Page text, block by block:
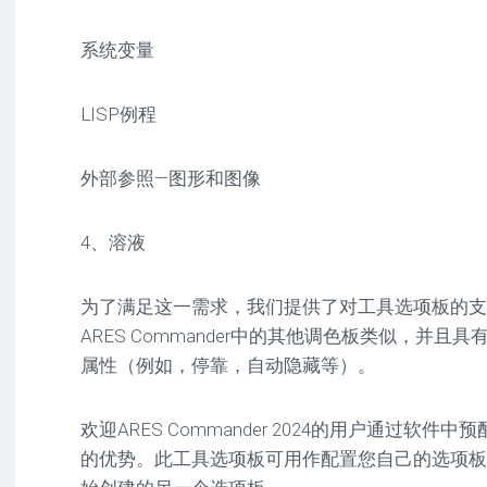
系统变量
LISP例程
外部参照—图形和图像
4、溶液
为了满足这一需求，我们提供了对工具选项板的
ARES Commander中的其他调色板类似，并且具
属性（例如，停靠，自动隐藏等）。
欢迎ARES Commander 2024的用户通过软件中
的优势。此工具选项板可用作配置您自己的选项